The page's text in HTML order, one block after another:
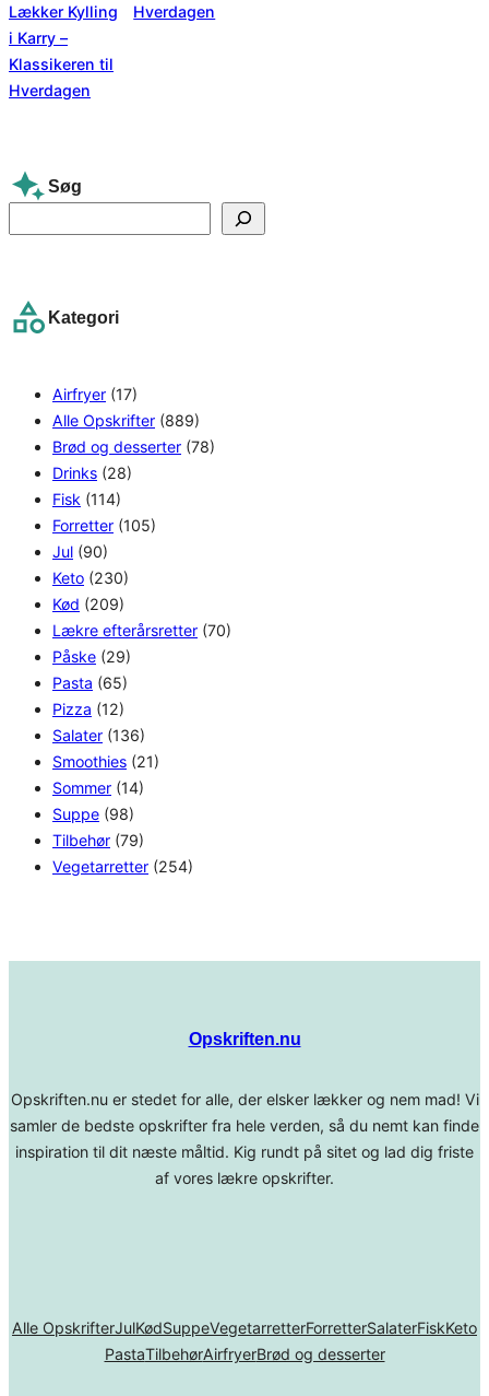
Hverdagen
Søg
e
c
Kategori
Airfryer (17)
Alle Opskrifter (889)
Brød og desserter (78)
Drinks (28)
Fisk (114)
Forretter (105)
Jul (90)
Keto (230)
Kød (209)
Lækre efterårsretter (70)
Påske (29)
Pasta (65)
Pizza (12)
Salater (136)
Smoothies (21)
Sommer (14)
Suppe (98)
Tilbehør (79)
Vegetarretter (254)
Opskriften.nu
Opskriften.nu er stedet for alle, der elsker lækker og nem mad! Vi
samler de bedste opskrifter fra hele verden, så du nemt kan finde
inspiration til dit næste måltid. Kig rundt på sitet og lad dig friste
af vores lækre opskrifter.
Alle OpskrifterJulKødSuppeVegetarretterForretterSalaterFiskKeto
PastaTilbehørAirfryerBrød og desserter